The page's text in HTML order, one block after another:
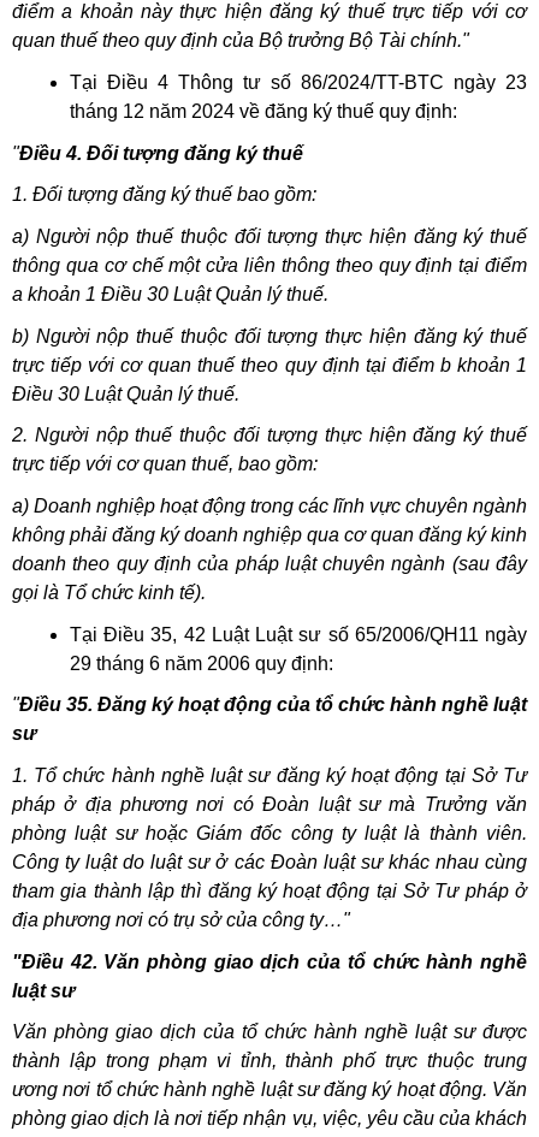
điểm a khoản này thực hiện đăng ký thuế trực tiếp với cơ
quan thuế theo quy định của Bộ trưởng Bộ Tài chính."
Tại Điều 4 Thông tư số 86/2024/TT-BTC ngày 23
tháng 12 năm 2024 về đăng ký thuế quy định:
"Điều 4. Đối tượng đăng ký thuế
1. Đối tượng đăng ký thuế bao gồm:
a) Người nộp thuế thuộc đối tượng thực hiện đăng ký thuế
thông qua cơ chế một cửa liên thông theo quy định tại điểm
a khoản 1 Điều 30 Luật Quản lý thuế.
b) Người nộp thuế thuộc đối tượng thực hiện đăng ký thuế
trực tiếp với cơ quan thuế theo quy định tại điểm b khoản 1
Điều 30 Luật Quản lý thuế.
2. Người nộp thuế thuộc đối tượng thực hiện đăng ký thuế
trực tiếp với cơ quan thuế, bao gồm:
a) Doanh nghiệp hoạt động trong các lĩnh vực chuyên ngành
không phải đăng ký doanh nghiệp qua cơ quan đăng ký kinh
doanh theo quy định của pháp luật chuyên ngành (sau đây
gọi là Tổ chức kinh tế).
Tại Điều 35, 42 Luật Luật sư số 65/2006/QH11 ngày
29 tháng 6 năm 2006 quy định:
"Điều 35. Đăng ký hoạt động của tổ chức hành nghề luật
sư
1. Tổ chức hành nghề luật sư đăng ký hoạt động tại Sở Tư
pháp ở địa phương nơi có Đoàn luật sư mà Trưởng văn
phòng luật sư hoặc Giám đốc công ty luật là thành viên.
Công ty luật do luật sư ở các Đoàn luật sư khác nhau cùng
tham gia thành lập thì đăng ký hoạt động tại Sở Tư pháp ở
địa phương nơi có trụ sở của công ty…"
"Điều 42. Văn phòng giao dịch của tổ chức hành nghề
luật sư
Văn phòng giao dịch của tổ chức hành nghề luật sư được
thành lập trong phạm vi tỉnh, thành phố trực thuộc trung
ương nơi tổ chức hành nghề luật sư đăng ký hoạt động. Văn
phòng giao dịch là nơi tiếp nhận vụ, việc, yêu cầu của khách